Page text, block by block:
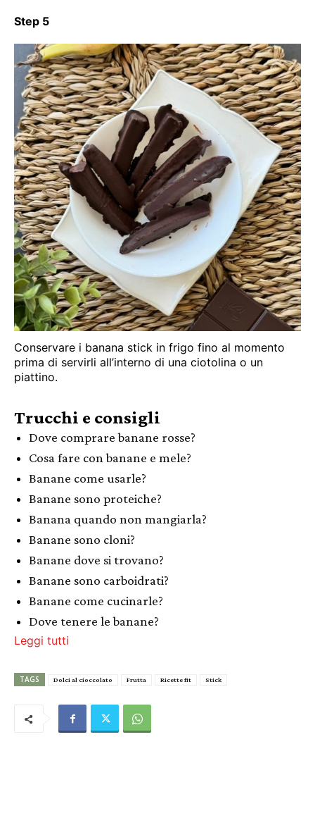
Step 5
Conservare i banana stick in frigo fino al momento
prima di servirli all’interno di una ciotolina o un
piattino.
Trucchi e consigli
Dove comprare banane rosse?
Cosa fare con banane e mele?
Banane come usarle?
Banane sono proteiche?
Banana quando non mangiarla?
Banane sono cloni?
Banane dove si trovano?
Banane sono carboidrati?
Banane come cucinarle?
Dove tenere le banane?
Leggi tutti
TAGS Dolci al cioccolato Frutta Ricette fit Stick